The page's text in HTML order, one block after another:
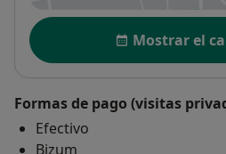
Disponibilidad
Mostrar el
Formas de pago (visitas
Efectivo
Bizum